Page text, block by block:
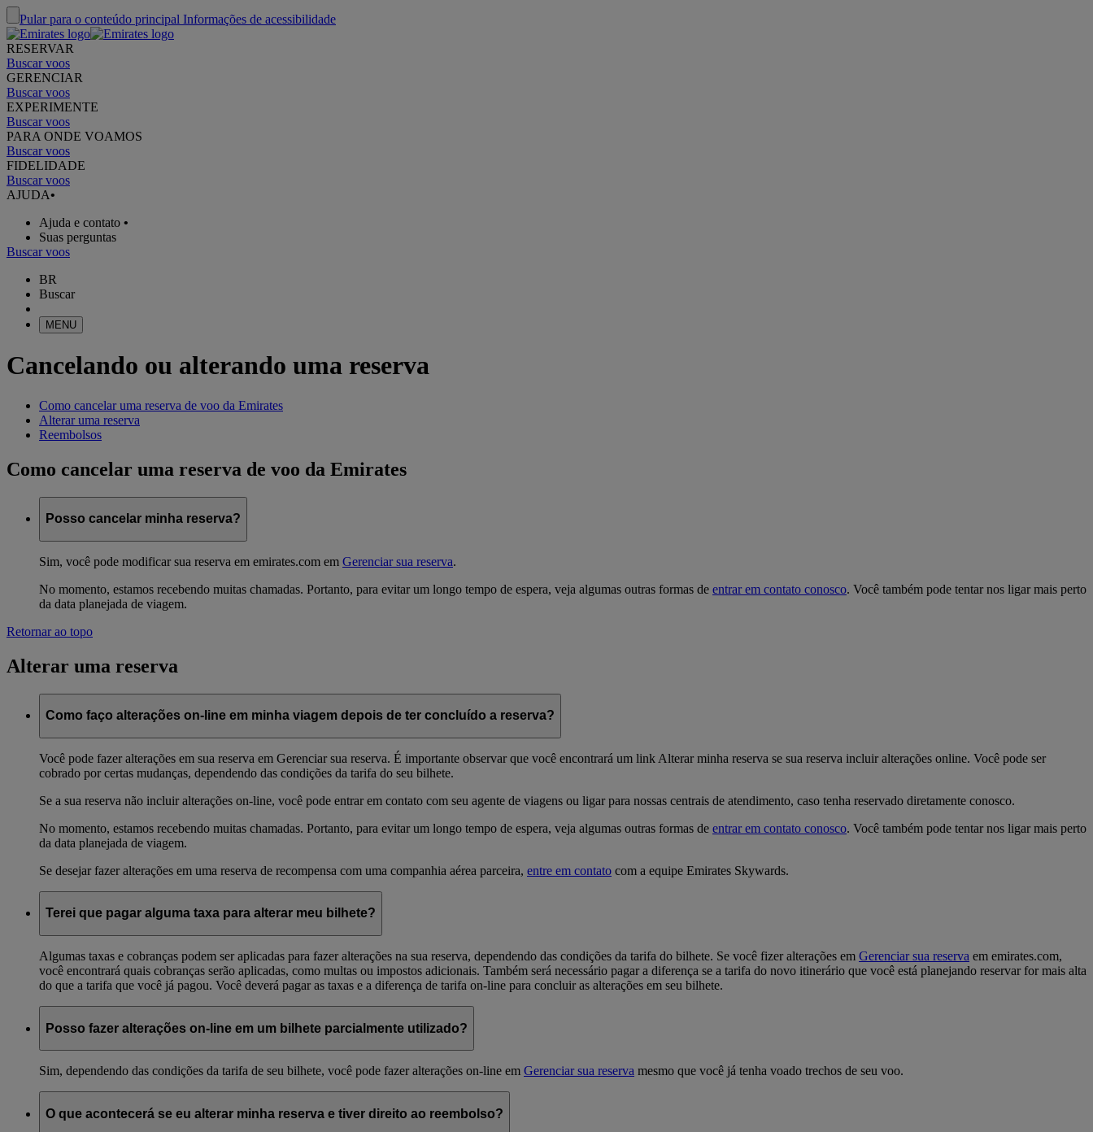
Pular para o conteúdo principal Informações de acessibilidade
RESERVAR
Buscar voos
GERENCIAR
Buscar voos
EXPERIMENTE
Buscar voos
PARA ONDE VOAMOS
Buscar voos
FIDELIDADE
Buscar voos
AJUDA•
Ajuda e contato •
Suas perguntas
Buscar voos
BR
Buscar
MENU
Cancelando ou alterando uma reserva
Como cancelar uma reserva de voo da Emirates
Alterar uma reserva
Reembolsos
Como cancelar uma reserva de voo da Emirates
Posso cancelar minha reserva?
Sim, você pode modificar sua reserva em emirates.com em Gerenciar sua reserva.
No momento, estamos recebendo muitas chamadas. Portanto, para evitar um longo tempo de espera, veja algumas outras formas de entrar em contato conosco. Você também pode tentar nos ligar mais perto
da data planejada de viagem.
Retornar ao topo
Alterar uma reserva
Como faço alterações on-line em minha viagem depois de ter concluído a reserva?
Você pode fazer alterações em sua reserva em Gerenciar sua reserva. É importante observar que você encontrará um link Alterar minha reserva se sua reserva incluir alterações online. Você pode ser
cobrado por certas mudanças, dependendo das condições da tarifa do seu bilhete.
Se a sua reserva não incluir alterações on-line, você pode entrar em contato com seu agente de viagens ou ligar para nossas centrais de atendimento, caso tenha reservado diretamente conosco.
No momento, estamos recebendo muitas chamadas. Portanto, para evitar um longo tempo de espera, veja algumas outras formas de entrar em contato conosco. Você também pode tentar nos ligar mais perto
da data planejada de viagem.
Se desejar fazer alterações em uma reserva de recompensa com uma companhia aérea parceira, entre em contato com a equipe Emirates Skywards.
Terei que pagar alguma taxa para alterar meu bilhete?
Algumas taxas e cobranças podem ser aplicadas para fazer alterações na sua reserva, dependendo das condições da tarifa do bilhete. Se você fizer alterações em Gerenciar sua reserva em emirates.com,
você encontrará quais cobranças serão aplicadas, como multas ou impostos adicionais. Também será necessário pagar a diferença se a tarifa do novo itinerário que você está planejando reservar for mais alta
do que a tarifa que você já pagou. Você deverá pagar as taxas e a diferença de tarifa on-line para concluir as alterações em seu bilhete.
Posso fazer alterações on-line em um bilhete parcialmente utilizado?
Sim, dependendo das condições da tarifa de seu bilhete, você pode fazer alterações on-line em Gerenciar sua reserva mesmo que você já tenha voado trechos de seu voo.
O que acontecerá se eu alterar minha reserva e tiver direito ao reembolso?